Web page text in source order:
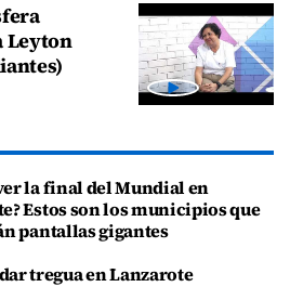
Leyton
la final del Mundial en
Estos son los municipios que
pantallas gigantes
tregua en Lanzarote